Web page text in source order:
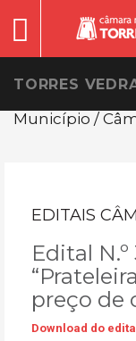
TORRES
Município /
EDITAIS
Edital
preço de
Download do